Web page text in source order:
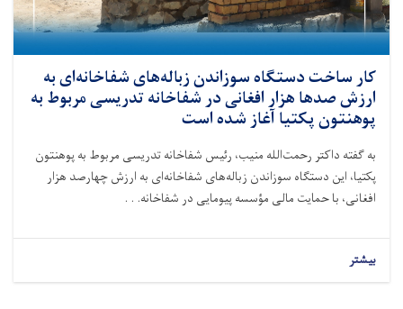
کار ساخت دستگاه سوزاندن زباله‌های شفاخانه‌ای به
ارزش صدها هزار افغانی در شفاخانه تدریسی مربوط به
پوهنتون پکتیا آغاز شده است
به گفته داکتر رحمت‌الله منیب، رئیس شفاخانه تدریسی مربوط به پوهنتون
پکتیا، این دستگاه سوزاندن زباله‌های شفاخانه‌ای به ارزش چهارصد هزار
افغانی، با حمایت مالی مؤسسه پیومایی در شفاخانه. . .
بیشتر